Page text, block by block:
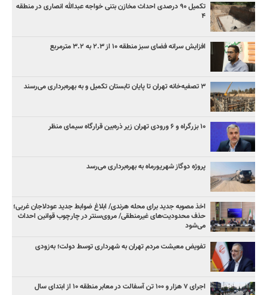
تکمیل ۹۰ درصدی احداث مخازن بتنی خواجه عبدالله انصاری در منطقه
۴
افزایش سرانه فضای سبز منطقه ۱۰ از ۲.۳ به ۳.۲ مترمربع
۳ ﺗﺼﻔﻴﻪ‌ﺧﺎﻧﻪ‌ تهران تا پایان تابستان تکمیل و به بهره‌برداری می‌رسند
۱۰ بزرگراه و ۶ ورودی تهران زیر ذره‌بین قرارگاه سیمای منظر
پروژه دوگاز شهریورماه به بهره‌برداری می‌رسد
اخذ مصوبه جدید برای محله هرندی/ ابلاغ ضوابط جدید عودلاجان غربی؛
حذف محدودیت‌های غیرمنطقی/ مروی‌سنتر در چارچوب قوانین احداث
می‌شود
تفویض معیشت مردم تهران به شهرداری توسط دولت؛ به‌زودی
اجرای ۷ هزار و ۱۰۰ تن آسفالت در معابر منطقه ۱۰ از ابتدای سال